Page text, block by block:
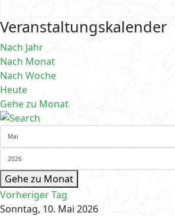
Veranstaltungskalender
Nach Jahr
Nach Monat
Nach Woche
Heute
Gehe zu Monat
Gehe zu Monat
Vorheriger Tag
Sonntag, 10. Mai 2026